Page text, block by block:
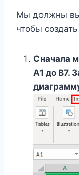
Мы должны
чтобы
Сначала
A1 до B7.